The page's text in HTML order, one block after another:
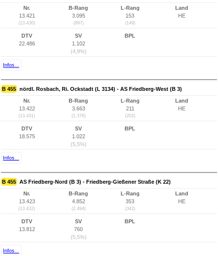
Nr.
13.421
(13.430)
B-Rang
3.095
(897)
L-Rang
153
(149)
Land
HE
DTV
22.486
SV
1.102
(4,9%)
BPL
Infos...
B 455 nördl. Rosbach, Ri. Ockstadt (L 3134) - AS Friedberg-West (B 3)
Nr.
13.422
(13.431)
B-Rang
3.663
(1.376)
L-Rang
211
(202)
Land
HE
DTV
18.575
SV
1.022
(5,5%)
BPL
Infos...
B 455 AS Friedberg-Nord (B 3) - Friedberg-Gießener Straße (K 22)
Nr.
13.423
(13.432)
B-Rang
4.852
(2.494)
L-Rang
353
(342)
Land
HE
DTV
13.812
SV
760
(5,5%)
BPL
Infos...